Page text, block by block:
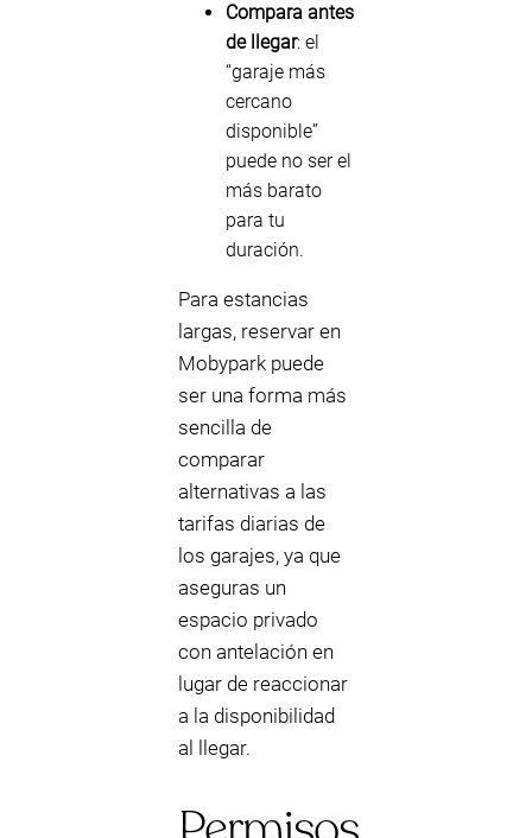
Compara antes
de llegar: el
“garaje más
cercano
disponible”
puede no ser el
más barato
para tu
duración.
Para estancias
largas, reservar en
Mobypark puede
ser una forma más
sencilla de
comparar
alternativas a las
tarifas diarias de
los garajes, ya que
aseguras un
espacio privado
con antelación en
lugar de reaccionar
a la disponibilidad
al llegar.